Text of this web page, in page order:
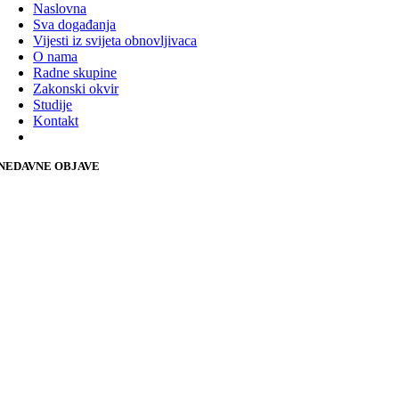
Naslovna
Sva događanja
Vijesti iz svijeta obnovljivaca
O nama
Radne skupine
Zakonski okvir
Studije
Kontakt
OBJAVE